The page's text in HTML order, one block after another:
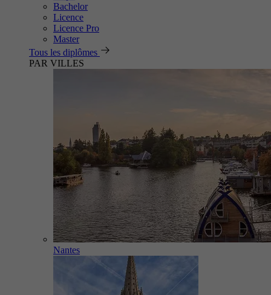
Bachelor
Licence
Licence Pro
Master
Tous les diplômes
PAR VILLES
Nantes